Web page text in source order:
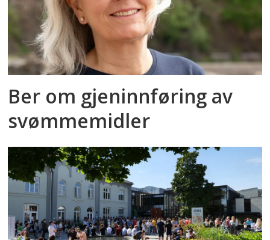
Ber om gjeninnføring av
svømmemidler